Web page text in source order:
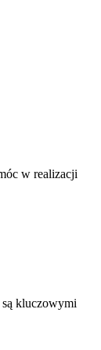
w realizacji
kluczowymi